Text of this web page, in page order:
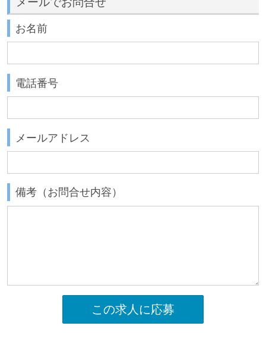
お名前
電話番号
メールアドレス
備考（お問合せ内容）
この求人に応募